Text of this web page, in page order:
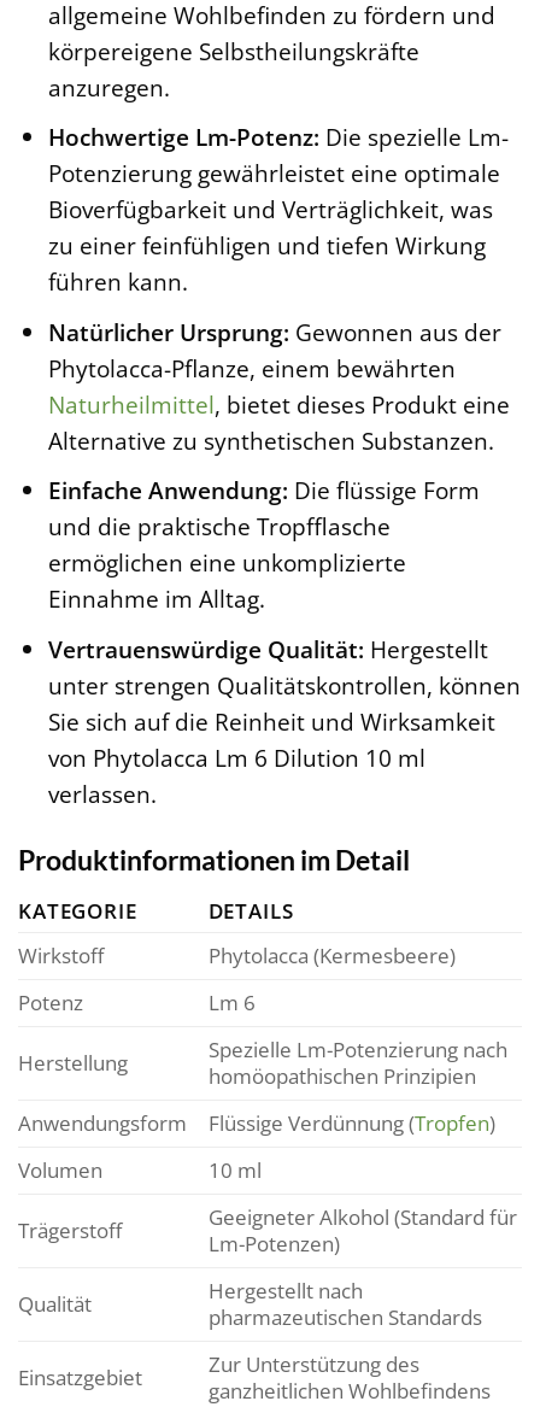
allgemeine Wohlbefinden zu fördern und
körpereigene Selbstheilungskräfte
anzuregen.
Hochwertige Lm-Potenz: Die spezielle Lm-
Potenzierung gewährleistet eine optimale
Bioverfügbarkeit und Verträglichkeit, was
zu einer feinfühligen und tiefen Wirkung
führen kann.
Natürlicher Ursprung: Gewonnen aus der
Phytolacca-Pflanze, einem bewährten
Naturheilmittel, bietet dieses Produkt eine
Alternative zu synthetischen Substanzen.
Einfache Anwendung: Die flüssige Form
und die praktische Tropfflasche
ermöglichen eine unkomplizierte
Einnahme im Alltag.
Vertrauenswürdige Qualität: Hergestellt
unter strengen Qualitätskontrollen, können
Sie sich auf die Reinheit und Wirksamkeit
von Phytolacca Lm 6 Dilution 10 ml
verlassen.
Produktinformationen im Detail
KATEGORIE
DETAILS
Wirkstoff
Phytolacca (Kermesbeere)
Potenz
Lm 6
Herstellung
Spezielle Lm-Potenzierung nach
homöopathischen Prinzipien
Anwendungsform
Flüssige Verdünnung (Tropfen)
Volumen
10 ml
Trägerstoff
Geeigneter Alkohol (Standard für
Lm-Potenzen)
Qualität
Hergestellt nach
pharmazeutischen Standards
Einsatzgebiet
Zur Unterstützung des
ganzheitlichen Wohlbefindens